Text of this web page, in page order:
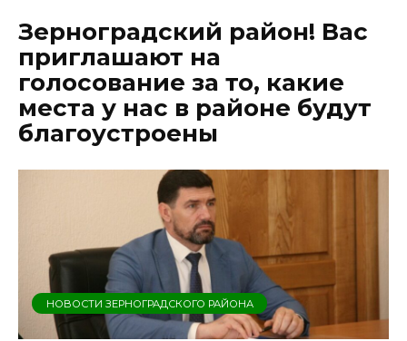
Зерноградский район! Вас
приглашают на
голосование за то, какие
места у нас в районе будут
благоустроены
НОВОСТИ ЗЕРНОГРАДСКОГО РАЙОНА